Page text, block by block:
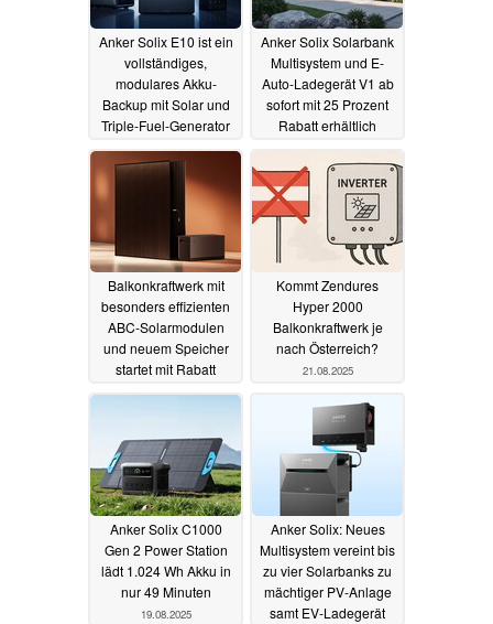
Anker Solix E10 ist ein
vollständiges,
modulares Akku-
Backup mit Solar und
Triple-Fuel-Generator
13.01.2026
Anker Solix Solarbank
Multisystem und E-
Auto-Ladegerät V1 ab
sofort mit 25 Prozent
Rabatt erhältlich
02.09.2025
Balkonkraftwerk mit
besonders effizienten
ABC-Solarmodulen
und neuem Speicher
startet mit Rabatt
28.08.2025
Kommt Zendures
Hyper 2000
Balkonkraftwerk je
nach Österreich?
21.08.2025
Anker Solix C1000
Gen 2 Power Station
lädt 1.024 Wh Akku in
nur 49 Minuten
19.08.2025
Anker Solix: Neues
Multisystem vereint bis
zu vier Solarbanks zu
mächtiger PV-Anlage
samt EV-Ladegerät